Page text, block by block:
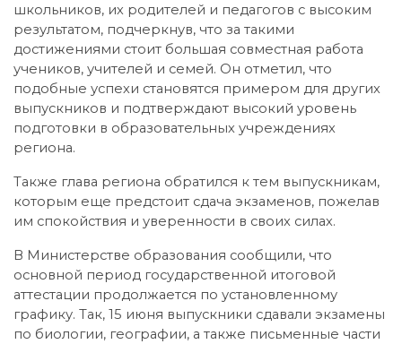
школьников, их родителей и педагогов с высоким
результатом, подчеркнув, что за такими
достижениями стоит большая совместная работа
учеников, учителей и семей. Он отметил, что
подобные успехи становятся примером для других
выпускников и подтверждают высокий уровень
подготовки в образовательных учреждениях
региона.
Также глава региона обратился к тем выпускникам,
которым еще предстоит сдача экзаменов, пожелав
им спокойствия и уверенности в своих силах.
В Министерстве образования сообщили, что
основной период государственной итоговой
аттестации продолжается по установленному
графику. Так, 15 июня выпускники сдавали экзамены
по биологии, географии, а также письменные части